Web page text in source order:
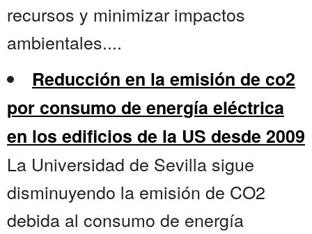
recursos y minimizar impactos
ambientales....
Reducción en la emisión de co2
por consumo de energía eléctrica
en los edificios de la US desde 2009
La Universidad de Sevilla sigue
disminuyendo la emisión de CO2
debida al consumo de energía